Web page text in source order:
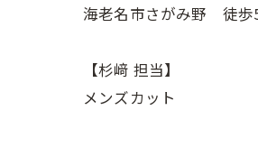
海老名市さがみ野 徒歩
【杉﨑 担当】
メンズカット